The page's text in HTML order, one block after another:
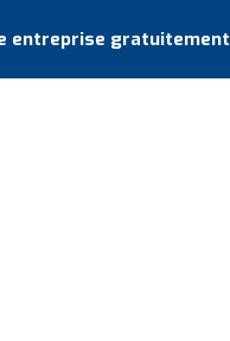
entreprise gratuitement